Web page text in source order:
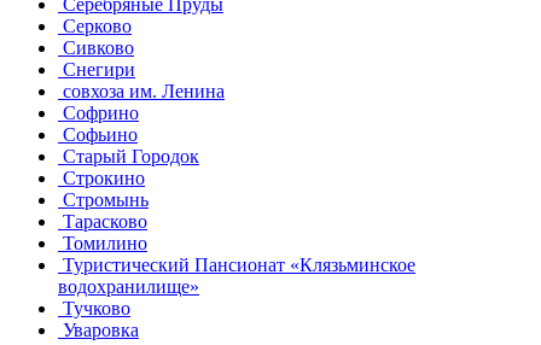
Серебряные Пруды
Серково
Сивково
Снегири
совхоза им. Ленина
Софрино
Софьино
Старый Городок
Строкино
Стромынь
Тарасково
Томилино
Туристический Пансионат «Клязьминское
водохранилище»
Тучково
Уваровка